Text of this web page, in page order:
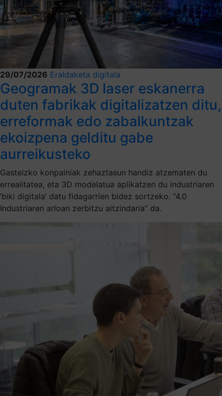
29/07/2026 Eraldaketa digitala
Geogramak 3D laser eskanerra
duten fabrikak digitalizatzen ditu,
erreformak edo zabalkuntzak
ekoizpena gelditu gabe
aurreikusteko
Gasteizko konpainiak zehaztasun handiz atzematen du
errealitatea, eta 3D modelatua aplikatzen du industriaren
‘biki digitala’ datu fidagarrien bidez sortzeko. “4.0
Industriaren arloan zerbitzu aitzindaria” da.